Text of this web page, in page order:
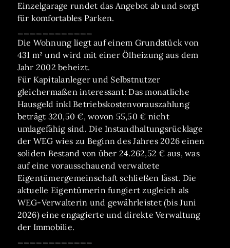
Einzelgarage rundet das Angebot ab und sorgt
für komfortables Parken.
Die Wohnung liegt auf einem Grundstück von
431 m² und wird mit einer Ölheizung aus dem
Jahr 2002 beheizt.
Für Kapitalanleger und Selbstnutzer
gleichermaßen interessant: Das monatliche
Hausgeld inkl Betriebskostenvorauszahlung
beträgt 320,50 €, wovon 55,50 € nicht
umlagefähig sind. Die Instandhaltungsrücklage
der WEG wies zu Beginn des Jahres 2026 einen
soliden Bestand von über 24.262,52 € aus, was
auf eine vorausschauend verwaltete
Eigentümergemeinschaft schließen lässt. Die
aktuelle Eigentümerin fungiert zugleich als
WEG-Verwalterin und gewährleistet (bis Juni
2026) eine engagierte und direkte Verwaltung
der Immobilie.